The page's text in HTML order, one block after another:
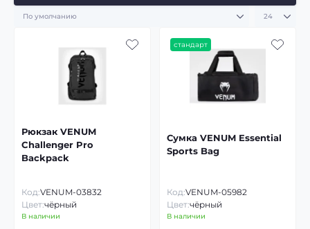
Рюкзак VENUM
Challenger Pro
Backpack
Код:VENUM-03832
Цвет:чёрный
В наличии
стандарт
Сумка VENUM Essential
Sports Bag
Код:VENUM-05982
Цвет:чёрный
В наличии